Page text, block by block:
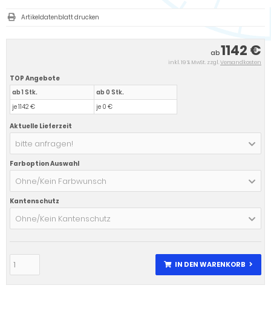
ab1142 €
inkl. 19 % MwSt. zzgl.Versandkosten
TOP Angebote
ab 1 Stk.
je 1142 €
ab 0 Stk.
je 0 €
Aktuelle Lieferzeit
bitte anfragen!
Farboption Auswahl
Ohne/Kein Farbwunsch
Kantenschutz
Ohne/Kein Kantenschutz
IN DEN WARENKORB
Artikeldatenblatt drucken